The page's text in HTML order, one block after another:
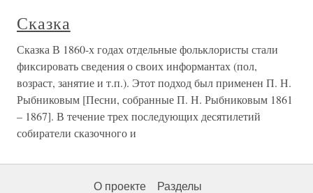
Сказка
Сказка В 1860-х годах отдельные фольклористы стали
фиксировать сведения о своих информантах (пол,
возраст, занятие и т.п.). Этот подход был применен П. Н.
Рыбниковым [Песни, собранные П. Н. Рыбниковым 1861
– 1867]. В течение трех последующих десятилетий
собиратели сказочного и
О проекте Разделы